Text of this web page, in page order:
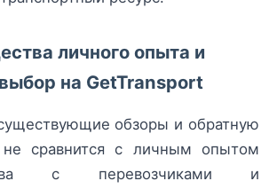
личного опыта и
на GetTransport
обзоры и обратную
не сравнится с личным опытом
с перевозчиками и